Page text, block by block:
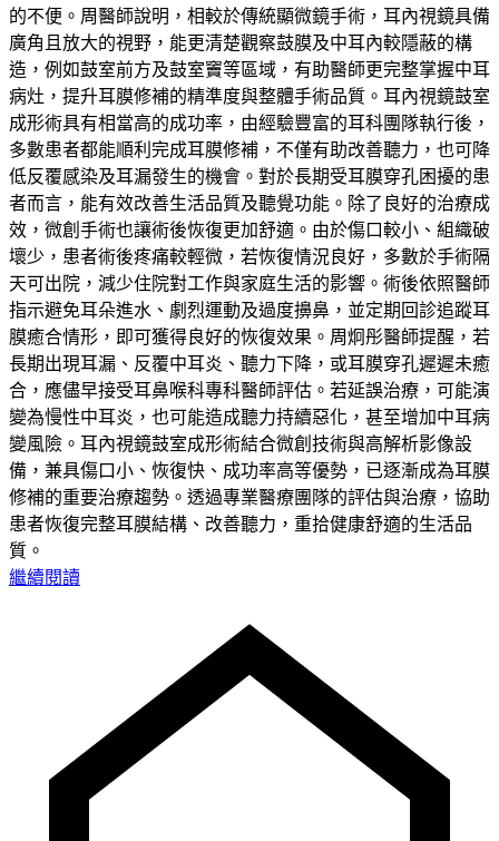
的不便。周醫師說明，相較於傳統顯微鏡手術，耳內視鏡具備
廣角且放大的視野，能更清楚觀察鼓膜及中耳內較隱蔽的構
造，例如鼓室前方及鼓室竇等區域，有助醫師更完整掌握中耳
病灶，提升耳膜修補的精準度與整體手術品質。耳內視鏡鼓室
成形術具有相當高的成功率，由經驗豐富的耳科團隊執行後，
多數患者都能順利完成耳膜修補，不僅有助改善聽力，也可降
低反覆感染及耳漏發生的機會。對於長期受耳膜穿孔困擾的患
者而言，能有效改善生活品質及聽覺功能。除了良好的治療成
效，微創手術也讓術後恢復更加舒適。由於傷口較小、組織破
壞少，患者術後疼痛較輕微，若恢復情況良好，多數於手術隔
天可出院，減少住院對工作與家庭生活的影響。術後依照醫師
指示避免耳朵進水、劇烈運動及過度擤鼻，並定期回診追蹤耳
膜癒合情形，即可獲得良好的恢復效果。周炯彤醫師提醒，若
長期出現耳漏、反覆中耳炎、聽力下降，或耳膜穿孔遲遲未癒
合，應儘早接受耳鼻喉科專科醫師評估。若延誤治療，可能演
變為慢性中耳炎，也可能造成聽力持續惡化，甚至增加中耳病
變風險。耳內視鏡鼓室成形術結合微創技術與高解析影像設
備，兼具傷口小、恢復快、成功率高等優勢，已逐漸成為耳膜
修補的重要治療趨勢。透過專業醫療團隊的評估與治療，協助
患者恢復完整耳膜結構、改善聽力，重拾健康舒適的生活品
質。
繼續閱讀